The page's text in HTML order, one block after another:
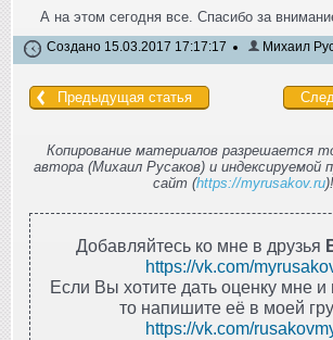
А на этом сегодня все. Спасибо за
Создано 15.03.2017 17:17:17 Михаил
Предыдущая статья
Копирование материалов разрешается
автора (Михаил Русаков) и индексируемой
сайт (https://myrusakov.ru)!
Добавляйтесь ко мне в друзья
https://vk.com/
Если Вы хотите дать оценку мне и
то напишите её в моей
https://vk.com/